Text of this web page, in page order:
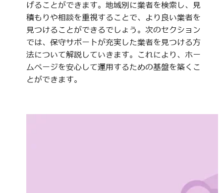
げることができます。地域別に業者を検索し、見
積もりや相談を重視することで、より良い業者を
見つけることができるでしょう。次のセクション
では、保守サポートが充実した業者を見つける方
法について解説していきます。これにより、ホー
ムページを安心して運用するための基盤を築くこ
とができます。